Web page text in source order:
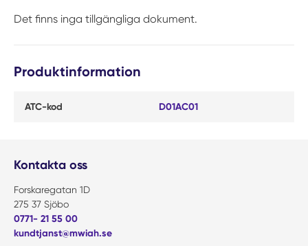
Det finns inga tillgängliga dokument.
Produktinformation
ATC-kod D01AC01
Kontakta oss
Forskaregatan 1D
275 37 Sjöbo
0771- 21 55 00
kundtjanst@mwiah.se